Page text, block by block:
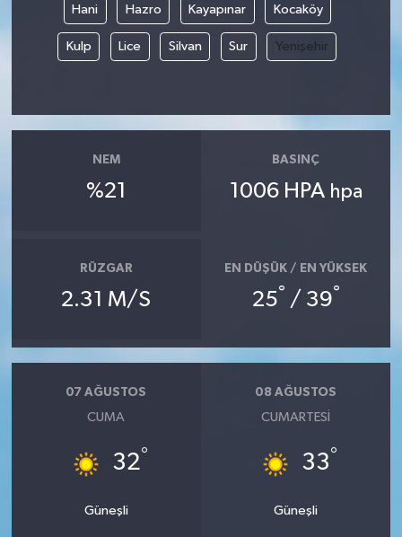
Hani Hazro Kayapınar Kocaköy
Kulp Lice Silvan Sur Yenişehir
NEM
%21
BASINÇ
1006 HPA hpa
RÜZGAR
2.31 M/S
EN DÜŞÜK / EN YÜKSEK
25° / 39°
07 AĞUSTOS
CUMA
32°
Güneşli
08 AĞUSTOS
CUMARTESI
33°
Güneşli